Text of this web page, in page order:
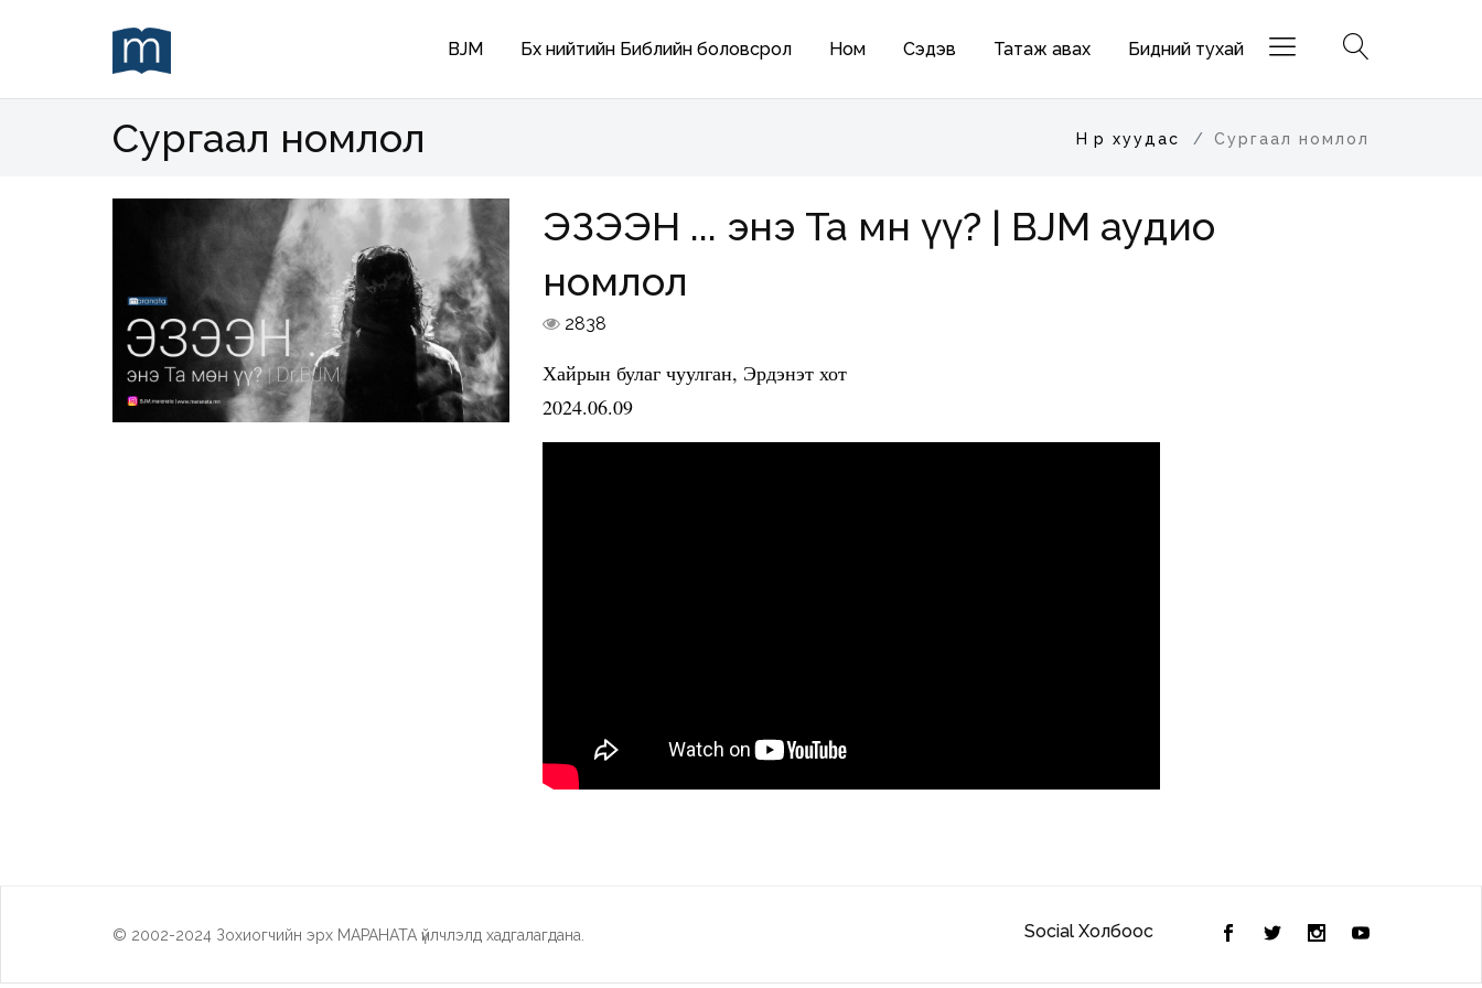
BJM Бүх нийтийн Библийн боловсрол Ном Сэдэв Татаж авах Бидний тухай
Сургаал номлол Нүүр хуудас Сургаал номлол
ЭЗЭЭН ... энэ Та мөн үү? | BJM аудио
номлол
2838
Хайрын булаг чуулган, Эрдэнэт хот
2024.06.09
© 2002-2024 Зохиогчийн эрх МАРАНАТА үйлчлэлд хадгалагдана. Social Холбоос